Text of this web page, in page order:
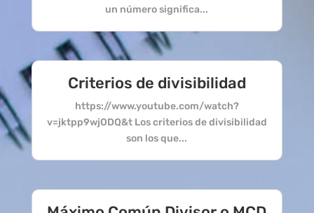
un número significa...
Criterios de divisibilidad
https://www.youtube.com/watch?
v=jktpp9wjODQ&t Los criterios de divisibilidad
son los que...